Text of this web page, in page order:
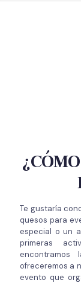
Te gustaría
quesos para
especial o un
primeras
ofreceremos a
evento que